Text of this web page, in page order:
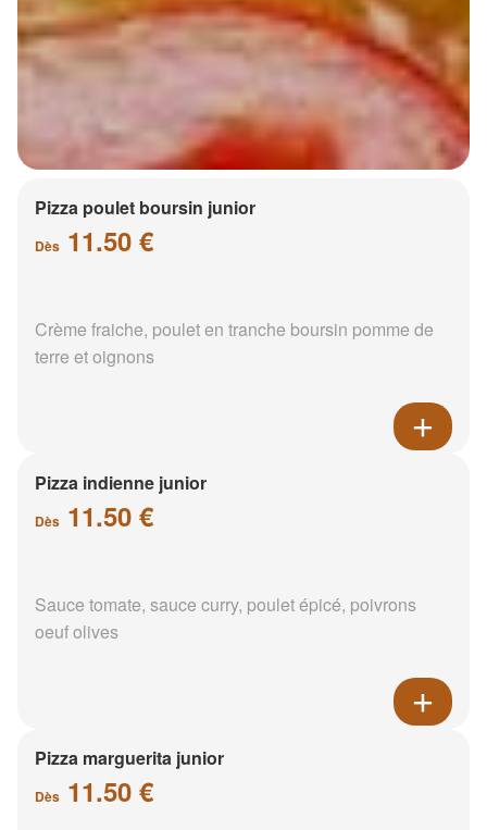
Pizza poulet boursin junior
Dès 11.50 €
Crème fraiche, poulet en tranche boursin pomme de
terre et oignons
Pizza indienne junior
Dès 11.50 €
Sauce tomate, sauce curry, poulet épicé, poivrons
oeuf olives
Pizza marguerita junior
Dès 11.50 €